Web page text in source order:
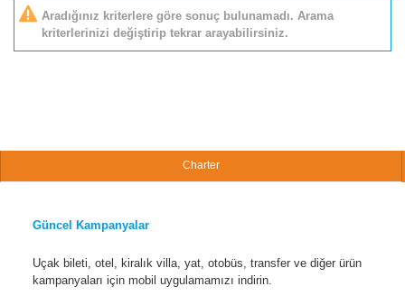
Aradığınız kriterlere göre sonuç bulunamadı. Arama
kriterlerinizi değiştirip tekrar arayabilirsiniz.
Charter
Güncel Kampanyalar
Uçak bileti, otel, kiralık villa, yat, otobüs, transfer ve diğer ürün
kampanyaları için mobil uygulamamızı indirin.